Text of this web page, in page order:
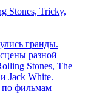
Stones, Tricky,
гранды.
разной
Stones, The
Jack White.
по фильмам